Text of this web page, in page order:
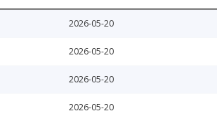
2026-05-20
2026-05-20
2026-05-20
2026-05-20